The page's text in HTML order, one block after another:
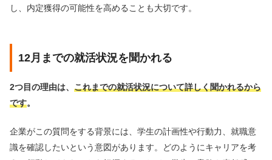
し、内定獲得の可能性を高めることも大切です。
12月までの就活状況を聞かれる
2つ目の理由は、 これまでの就活状況について詳しく聞かれるから
です。
企業がこの質問をする背景には、学生の計画性や行動力、就職意
識を確認したいという意図があります。どのようにキャリアを考